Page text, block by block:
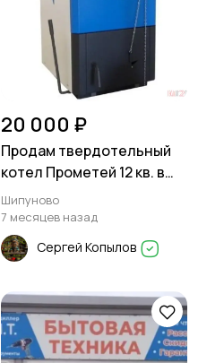
20 000 ₽
Продам твердотельный
котел Прометей 12 кв. в
Шипуново
Шипуново
7 месяцев назад
Сергей Копылов